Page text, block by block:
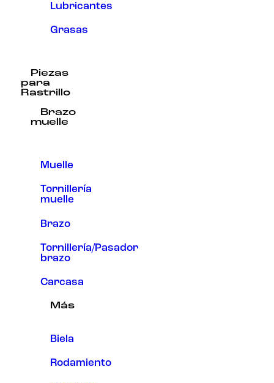
Lubricantes
Grasas
Piezas
para
Rastrillo
Brazo
muelle
Muelle
Tornillería
muelle
Brazo
Tornillería/Pasador
brazo
Carcasa
Más
Biela
Rodamiento